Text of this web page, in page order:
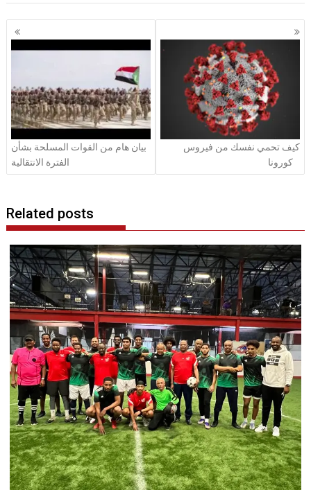
Posts
navigation
بيان هام من القوات المسلحة بشأن
الفترة الانتقالية
كيف تحمي نفسك من فيروس
كورونا
Related posts